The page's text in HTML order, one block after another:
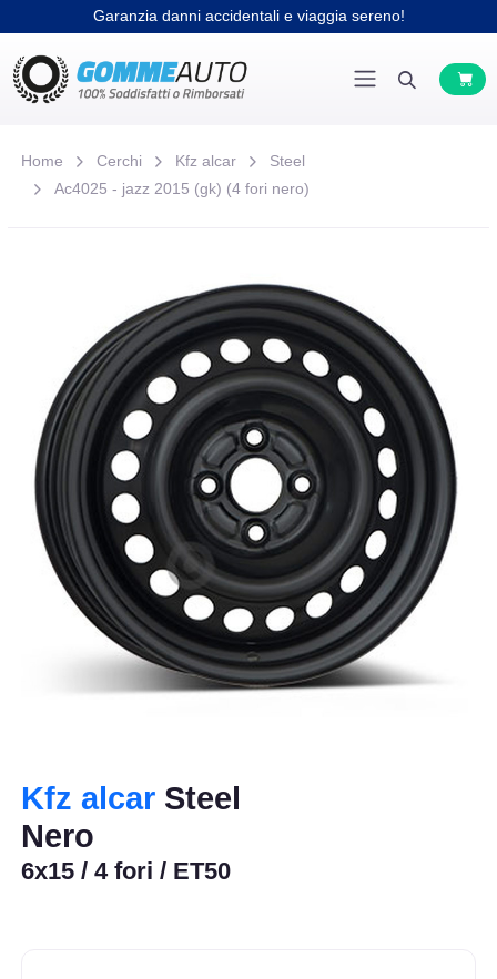
Garanzia danni accidentali e viaggia sereno!
Home Cerchi Kfz alcar
Steel
Ac4025 - jazz 2015 (gk) (4 fori nero)
Kfz alcar Steel
Nero
6x15 / 4 fori / ET50